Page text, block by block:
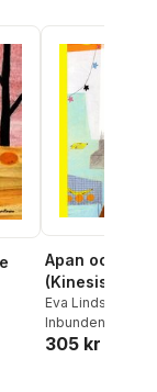
Apan och jag
(Kinesiska)
Eva Lindström
Inbunden
305 kr